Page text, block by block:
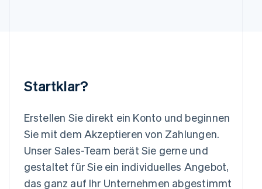
Startklar?
Erstellen Sie direkt ein Konto und beginnen
Sie mit dem Akzeptieren von Zahlungen.
Unser Sales-Team berät Sie gerne und
gestaltet für Sie ein individuelles Angebot,
das ganz auf Ihr Unternehmen abgestimmt
English
Español English
Neuseeland
English
Niederlande
Norwegen
English